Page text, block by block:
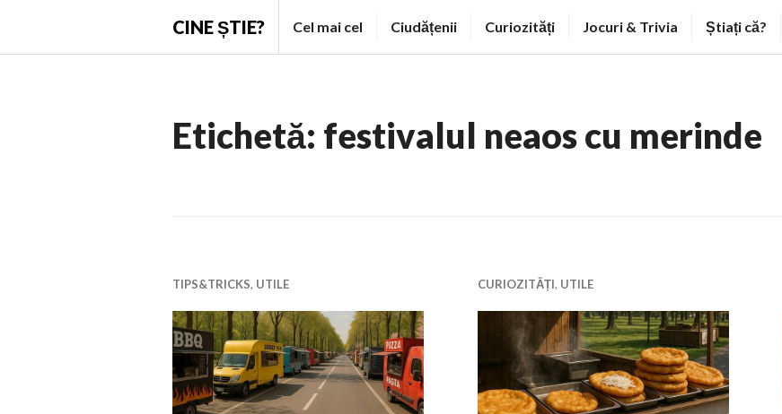
CINE ȘTIE? Cel mai cel Ciudățenii Curiozități Jocuri & Trivia Știați că?
Etichetă: festivalul neaos cu merinde
TIPS&TRICKS, UTILE CURIOZITĂȚI, UTILE